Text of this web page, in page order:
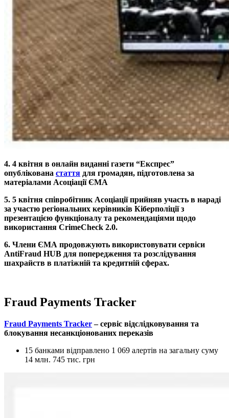
4. 4 квітня в онлайн виданні газети “Експрес”
опублікована стаття для громадян, підготовлена за
матеріалами Асоціації ЄМА
5. 5 квітня співробітник Асоціації прийняв участь в нараді
за участю регіональних керівників Кіберполіції з
презентацією функціоналу та рекомендаціями щодо
використання CrimeCheck 2.0.
6. Члени ЄМА продовжують використовувати сервіси
AntiFraud HUB для попередження та розслідування
шахрайств в платіжній та кредитній сферах.
Fraud Payments Tracker
Fraud Payments Tracker– сервіс відслідковування та
блокування несанкціонованих переказів
15 банками відправлено 1 069 алертів на загальну суму
14 млн. 745 тис. грн